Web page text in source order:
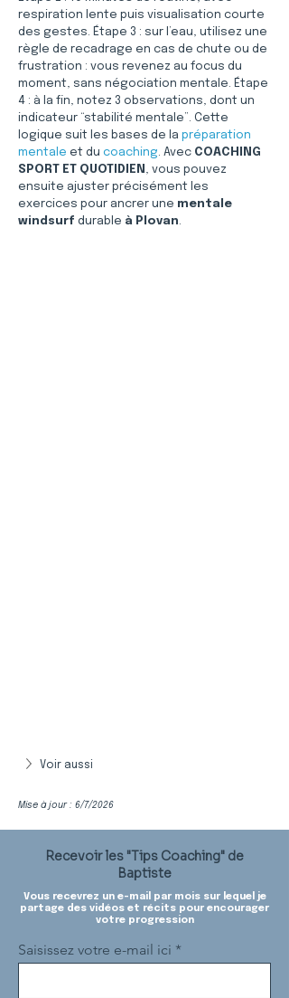
respiration lente puis visualisation courte
des gestes. Étape 3 : sur l’eau, utilisez une
règle de recadrage en cas de chute ou de
frustration : vous revenez au focus du
moment, sans négociation mentale. Étape
4 : à la fin, notez 3 observations, dont un
indicateur “stabilité mentale”. Cette
logique suit les bases de la préparation
mentale et du coaching. Avec COACHING
SPORT ET QUOTIDIEN , vous pouvez
ensuite ajuster précisément les
exercices pour ancrer une mentale
windsurf durable à Plovan.
Voir aussi
Mise à jour : 6/7/2026
Recevoir les "Tips Coaching" de
Baptiste
Vous recevrez un e-mail par mois sur lequel je
partage des vidéos et récits pour encourager
votre progression
Saisissez votre e-mail ici